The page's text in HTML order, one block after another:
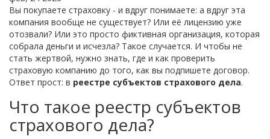
Вы покупаете страховку - и вдруг понимаете: а вдруг эта
компания вообще не существует? Или её лицензию уже
отозвали? Или это просто фиктивная организация, которая
собрала деньги и исчезла? Такое случается. И чтобы не
стать жертвой, нужно знать, где и как проверить
страховую компанию до того, как вы подпишете договор.
Ответ прост: в реестре субъектов страхового дела.
Что такое реестр субъектов
страхового дела?